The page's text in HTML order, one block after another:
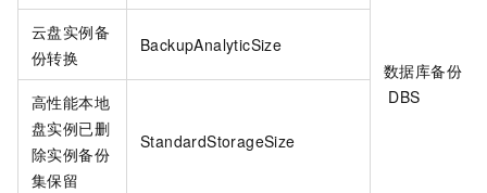
数据库备份
DBS
云盘实例备
份转换
BackupAnalyticSize
高性能本地
盘实例已删
除实例备份
集保留
StandardStorageSize